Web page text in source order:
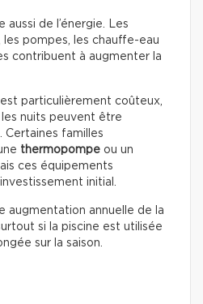
aussi de l’énergie. Les
pompes, les chauffe-eau
contribuent à augmenter la
est particulièrement coûteux,
nuits peuvent être
Certaines familles
thermopompe ou un
ces équipements
initial.
augmentation annuelle de la
si la piscine est utilisée
sur la saison.